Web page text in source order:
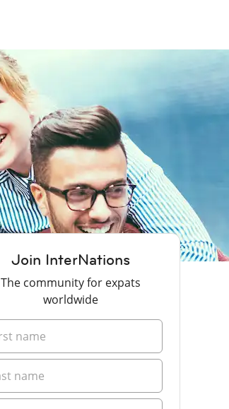
Join InterNations
The community for expats
worldwide